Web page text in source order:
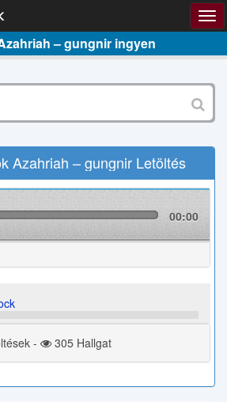
– gungnir ingyen
Azahriah – gungnir Letöltés
00:00
- 305 Hallgat